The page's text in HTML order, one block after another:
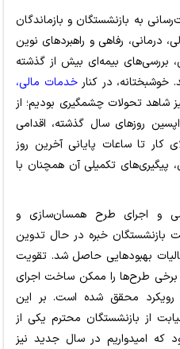
به بازنشستگان و بازماندگان
رفاهی و راهبردهای نوین
بررسی‌های بیمه‌ای بیش از گذشته
خوشبختانه، در کنار خدمات مالی،
شاهد تحولات چشمگیری بودیم؛ از
روزهای سال گذشته، اقدامی
کار تا ساعات پایانی آخرین روز
پیگیری‌های تکمیلی آن همچنان با
و اجرای طرح همسان‌سازی و
بازنشستگان خبره در حال تدوین
بهبودهایی حاصل شد. تقویت
برخی طرح‌ها را ممکن ساخت اجرای
محقق شده است. بر این
از بازنشستگان محترم یکی از
که امیدواریم در سال جدید نیز